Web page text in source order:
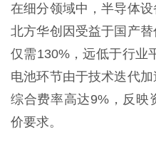
在细分领域中，半导体设
北方华创因受益于国产
仅需130%，远低于行业
电池环节由于技术迭代
综合费率高达9%，反映
价要求。